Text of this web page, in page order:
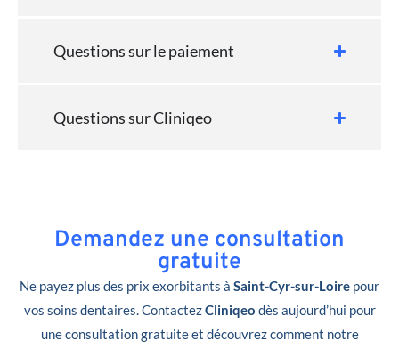
Questions sur le paiement
Questions sur Cliniqeo
Demandez une consultation
gratuite
Ne payez plus des prix exorbitants à Saint-Cyr-sur-Loire pour
vos soins dentaires. ContactezCliniqeo dès aujourd’hui pour
une consultation gratuite et découvrez comment notre